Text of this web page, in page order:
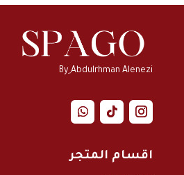
By ِAbdulrhman Alenezi
اقسام المتجر